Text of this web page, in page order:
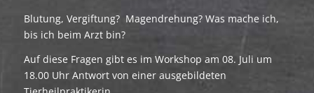
Blutung, Vergiftung? Magendrehung? Was mache ich,
bis ich beim Arzt bin?
Auf diese Fragen gibt es im Workshop am 08. Juli um
18.00 Uhr Antwort von einer ausgebildeten